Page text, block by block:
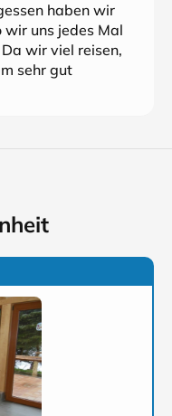
haben wir
uns jedes Mal
wir viel reisen,
sehr gut